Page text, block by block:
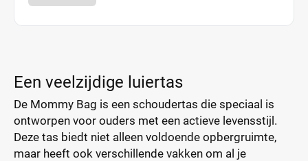
Een veelzijdige luiertas
De Mommy Bag is een schoudertas die speciaal is
ontworpen voor ouders met een actieve levensstijl.
Deze tas biedt niet alleen voldoende opbergruimte,
maar heeft ook verschillende vakken om al je